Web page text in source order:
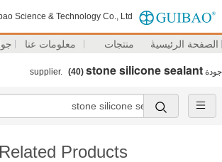
Science & Technology Co., Ltd.,
الصفحة الرئيسية منتجات معلومات عنا
جودة stone silicone sealant
(40)
Related Products